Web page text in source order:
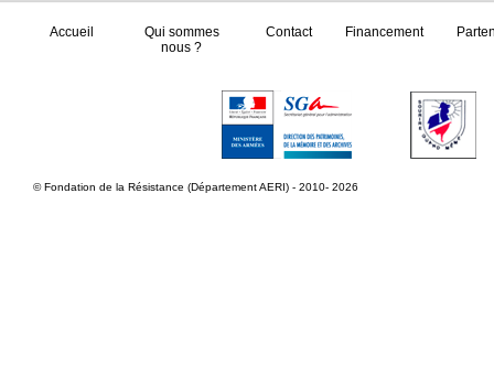
Accueil
Qui sommes
nous ?
Contact Financement
© Fondation de la Résistance (Département AERI) - 2010- 2026